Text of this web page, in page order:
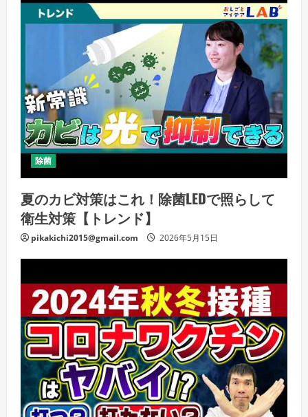
除菌
夏のカビ対策はこれ！除菌LEDで照らして
衛生対策【トレンド】
pikakichi2015@gmail.com 2026年5月15日